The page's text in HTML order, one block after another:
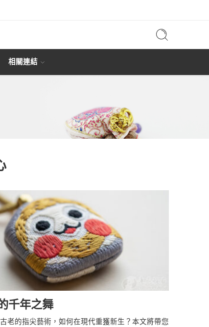
相關連結
千年之舞
老的指尖藝術，如何在現代重獲新生？本文將帶您